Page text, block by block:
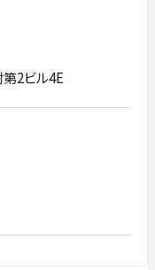
2ビル4E